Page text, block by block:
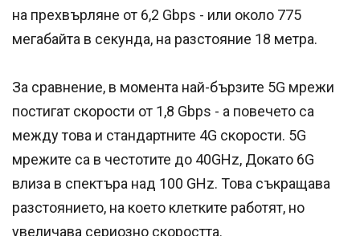
на прехвърляне от 6,2 Gbps - или около 775
мегабайта в секунда, на разстояние 18 метра.
За сравнение, в момента най-бързите 5G мрежи
постигат скорости от 1,8 Gbps - а повечето са
между това и стандартните 4G скорости. 5G
мрежите са в честотите до 40GHz, Докато 6G
влиза в спектъра над 100 GHz. Това съкращава
разстоянието, на което клетките работят, но
увеличава сериозно скоростта.